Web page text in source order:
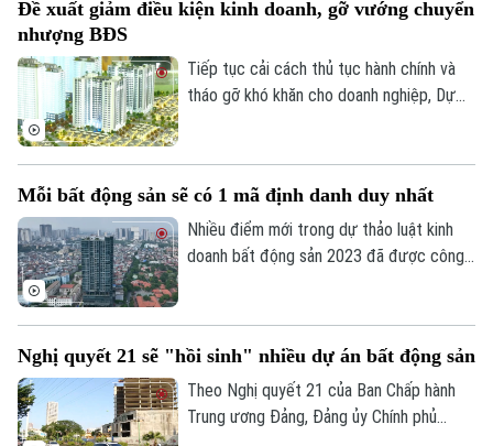
Đề xuất giảm điều kiện kinh doanh, gỡ vướng chuyển
nhượng BĐS
Tiếp tục cải cách thủ tục hành chính và
tháo gỡ khó khăn cho doanh nghiệp, Dự
nhượng dự án.
Mỗi bất động sản sẽ có 1 mã định danh duy nhất
Nhiều điểm mới trong dự thảo luật kinh
doanh bất động sản 2023 đã được công
động sản sẽ được bổ sung vào điều
khoản của Luật lần này, đảm bảo mỗi bất
động sản chỉ có duy nhất 1 mã định danh.
Nghị quyết 21 sẽ "hồi sinh" nhiều dự án bất động sản
Theo Nghị quyết 21 của Ban Chấp hành
Trung ương Đảng, Đảng ủy Chính phủ